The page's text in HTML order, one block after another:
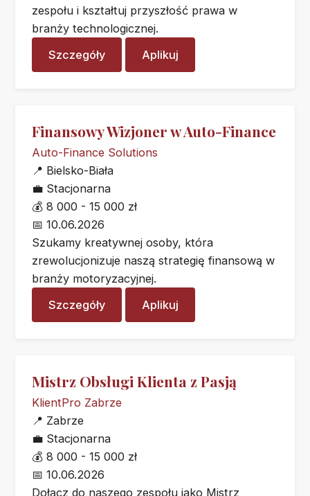
zespołu i kształtuj przyszłość prawa w
branży technologicznej.
Szczegóły
Aplikuj
Finansowy Wizjoner w Auto-Finance
Auto-Finance Solutions
📍 Bielsko-Biała
💼 Stacjonarna
💰 8 000 - 15 000 zł
📅 10.06.2026
Szukamy kreatywnej osoby, która
zrewolucjonizuje naszą strategię finansową w
branży motoryzacyjnej.
Szczegóły
Aplikuj
Mistrz Obsługi Klienta z Pasją
KlientPro Zabrze
📍 Zabrze
💼 Stacjonarna
💰 8 000 - 15 000 zł
📅 10.06.2026
Dołącz do naszego zespołu jako Mistrz